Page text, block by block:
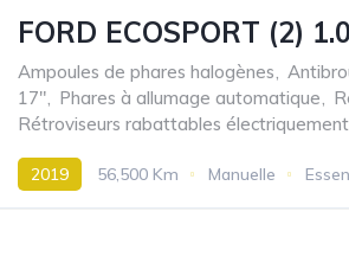
FORD ECOSPORT (2)
Ampoules de phares halogènes
17"
Phares à allumage automatique
Rétroviseurs rabattables électriquement
2019 56,500 Km Manuelle